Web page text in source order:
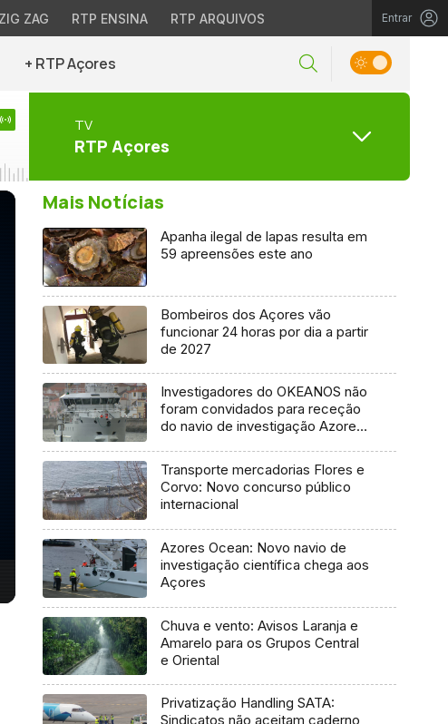
ZAG RTP ENSINA RTP ARQUIVOS Entrar
+ RTP Açores
TV
RTP Açores
Mais Notícias
Apanha ilegal de lapas resulta em
59 apreensões este ano
Bombeiros dos Açores vão
funcionar 24 horas por dia a partir
de 2027
Investigadores do OKEANOS não
foram convidados para receção
do navio de investigação Azores
Transporte mercadorias Flores e
Corvo: Novo concurso público
internacional
Azores Ocean: Novo navio de
investigação científica chega aos
Açores
Chuva e vento: Avisos Laranja e
Amarelo para os Grupos Central
e Oriental
Privatização Handling SATA:
Sindicatos não aceitam caderno